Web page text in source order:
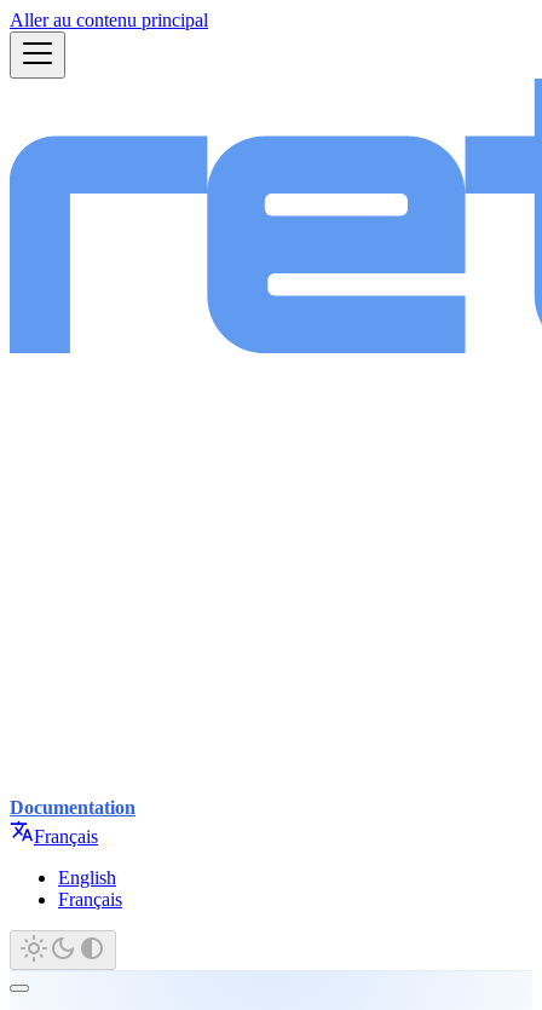
Aller au contenu principal
Documentation
Français
English
Français